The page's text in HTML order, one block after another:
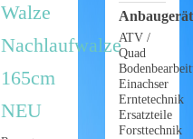
Walze
Nachlaufwalze
165cm
NEU
ATV /
Quad
Einachser
Erntetechnik
Ersatzteile
Forsttechnik